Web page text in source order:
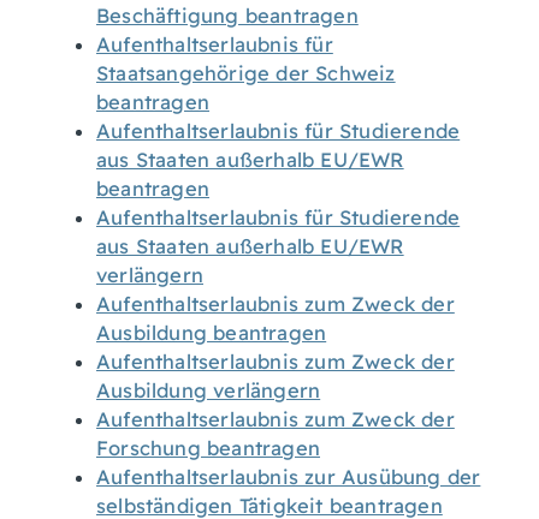
Beschäftigung beantragen
Aufenthaltserlaubnis für
Staatsangehörige der Schweiz
beantragen
Aufenthaltserlaubnis für Studierende
aus Staaten außerhalb EU/EWR
beantragen
Aufenthaltserlaubnis für Studierende
aus Staaten außerhalb EU/EWR
verlängern
Aufenthaltserlaubnis zum Zweck der
Ausbildung beantragen
Aufenthaltserlaubnis zum Zweck der
Ausbildung verlängern
Aufenthaltserlaubnis zum Zweck der
Forschung beantragen
Aufenthaltserlaubnis zur Ausübung der
selbständigen Tätigkeit beantragen